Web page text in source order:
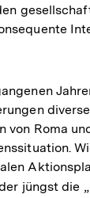
von Roma
jüngst die